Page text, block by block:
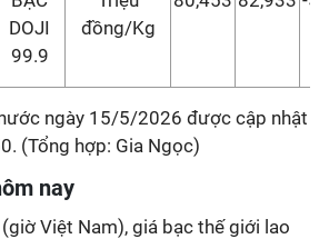
DOJI
99.9
đồng/Kg
ngày 15/5/2026 được cập nhật
(Tổng hợp: Gia Ngọc)
nay
Việt Nam), giá bạc thế giới lao